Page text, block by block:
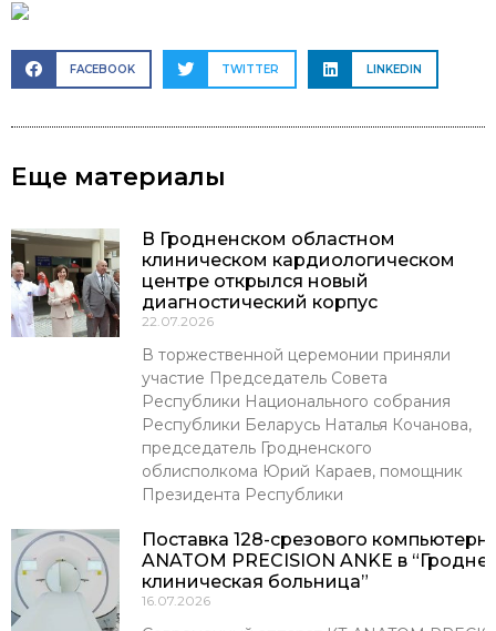
FACEBOOK TWITTER LINKEDIN
Еще материалы
В Гродненском областном
клиническом кардиологическом
центре открылся новый
диагностический корпус
22.07.2026
В торжественной церемонии приняли
участие Председатель Совета
Республики Национального собрания
Республики Беларусь Наталья Кочанова,
председатель Гродненского
облисполкома Юрий Караев, помощник
Президента Республики
Поставка 128-срезового
ANATOM PRECISION ANKE в
клиническая больница”
16.07.2026